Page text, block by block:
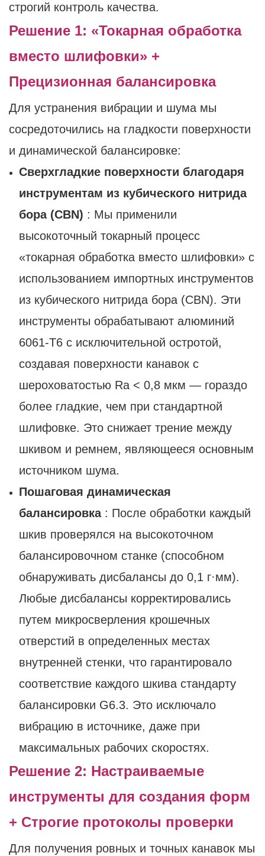
строгий контроль качества.
Решение 1: «Токарная обработка
вместо шлифовки» +
Прецизионная балансировка
Для устранения вибрации и шума мы
сосредоточились на гладкости поверхности
и динамической балансировке:
Сверхгладкие поверхности благодаря
инструментам из кубического нитрида
бора (CBN) : Мы применили
высокоточный токарный процесс
«токарная обработка вместо шлифовки» с
использованием импортных инструментов
из кубического нитрида бора (CBN). Эти
инструменты обрабатывают алюминий
6061-T6 с исключительной остротой,
создавая поверхности канавок с
шероховатостью Ra < 0,8 мкм — гораздо
более гладкие, чем при стандартной
шлифовке. Это снижает трение между
шкивом и ремнем, являющееся основным
источником шума.
Пошаговая динамическая
балансировка: После обработки каждый
шкив проверялся на высокоточном
балансировочном станке (способном
обнаруживать дисбалансы до 0,1 г·мм).
Любые дисбалансы корректировались
путем микросверления крошечных
отверстий в определенных местах
внутренней стенки, что гарантировало
соответствие каждого шкива стандарту
балансировки G6.3. Это исключало
вибрацию в источнике, даже при
максимальных рабочих скоростях.
Решение 2: Настраиваемые
инструменты для создания форм
+ Строгие протоколы проверки
Для получения ровных и точных канавок мы